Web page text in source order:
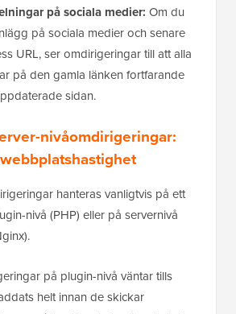
på sociala medier: Om du
på sociala medier och senare
URL, ser omdirigeringar till att alla
på den gamla länken fortfarande
sidan.
nivåomdirigeringar:
hanteras vanligtvis på ett
nivå (PHP) eller på servernivå
på plugin-nivå väntar tills
helt innan de skickar